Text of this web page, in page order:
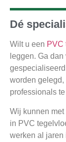
Dé
Wilt u een PVC
leggen. Ga
worden
professionals
Wij kunnen
in PVC
werken al jaren